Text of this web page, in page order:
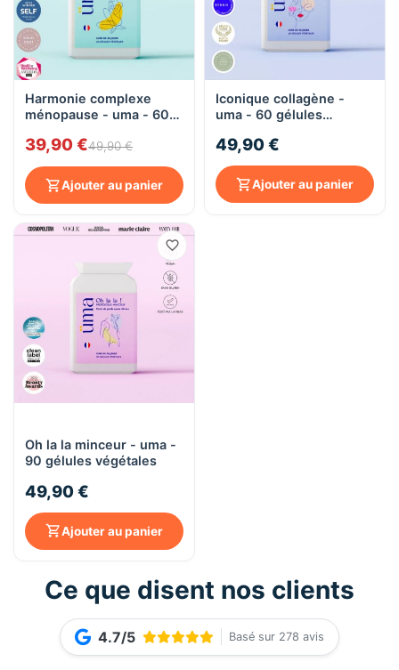
Harmonie complexe
ménopause - uma - 60
39,90 €49,90 €
Ajouter au panier
Iconique collagène -
uma - 60 gélules
49,90 €
Ajouter au panier
Oh la la minceur - uma -
90 gélules végétales
49,90 €
Ajouter au panier
Ce que disent nos clients
4.7/5 Basé sur 278 avis